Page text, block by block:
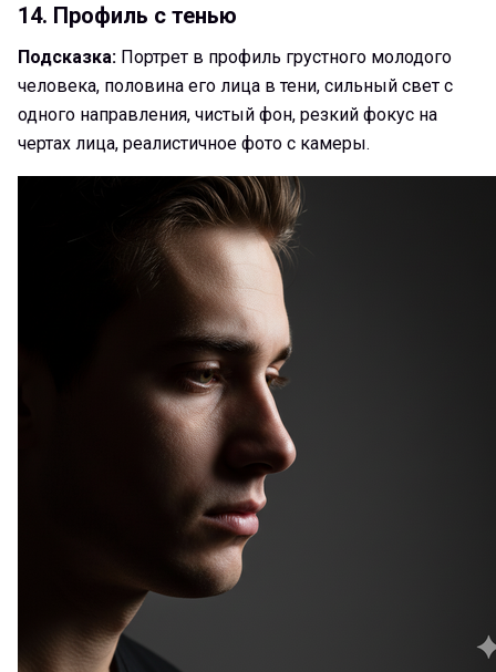
14. Профиль с тенью
Подсказка: Портрет в профиль грустного молодого
человека, половина его лица в тени, сильный свет с
одного направления, чистый фон, резкий фокус на
чертах лица, реалистичное фото с камеры.